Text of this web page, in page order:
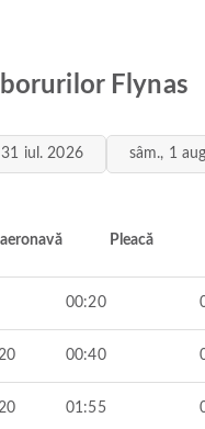
Flynas
iul. 2026 sâm., 1
Pleacă
00:20
00:40
01:55